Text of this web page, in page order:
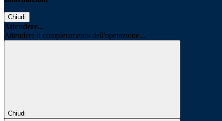
Chiudi
Attendere...
Attendere il completamento dell'operazione...
Chiudi